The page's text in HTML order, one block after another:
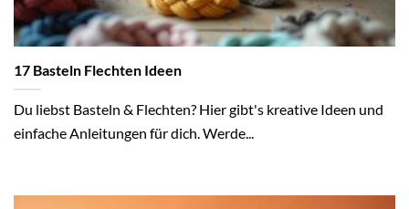
17 Basteln Flechten Ideen
Du liebst Basteln & Flechten? Hier gibt's kreative Ideen und
einfache Anleitungen für dich. Werde...